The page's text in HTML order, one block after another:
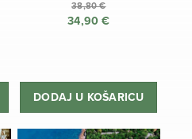
38,80€
Izvorna
38,80 €.
34,90€
34,90 €.
DODAJ U KOŠARICU